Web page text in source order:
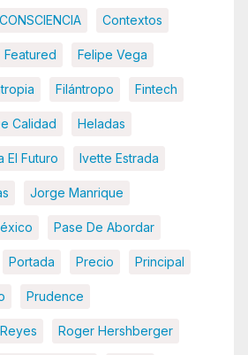
CONSCIENCIA Contextos
Featured Felipe Vega
Filántropo Fintech
Calidad Heladas
El Futuro Ivette Estrada
Jorge Manrique
Pase De Abordar
Portada Precio Principal
Prudence
Roger Hershberger